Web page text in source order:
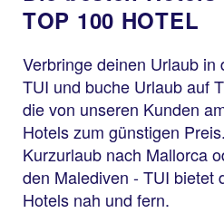
TOP 100 HOTEL
Verbringe deinen Urlaub in
TUI und buche Urlaub auf
die von unseren Kunden
Hotels zum günstigen
Kurzurlaub nach Mallorca
den Malediven - TUI bietet
Hotels nah und fern.